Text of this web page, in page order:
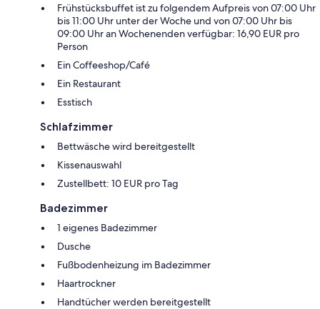
Frühstücksbuffet ist zu folgendem Aufpreis von 07:00 Uhr
bis 11:00 Uhr unter der Woche und von 07:00 Uhr bis
09:00 Uhr an Wochenenden verfügbar: 16,90 EUR pro
Person
Ein Coffeeshop/Café
Ein Restaurant
Esstisch
Schlafzimmer
Bettwäsche wird bereitgestellt
Kissenauswahl
Zustellbett: 10 EUR pro Tag
Badezimmer
1 eigenes Badezimmer
Dusche
Fußbodenheizung im Badezimmer
Haartrockner
Handtücher werden bereitgestellt